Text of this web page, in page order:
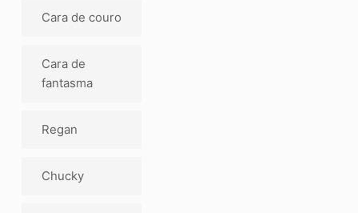
Cara de couro
Cara de
fantasma
Regan
Chucky